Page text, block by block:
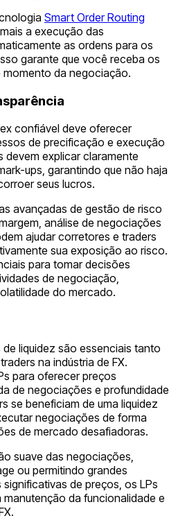
Smart Order Routing
a execução das
as ordens para os
garante que você receba os
da negociação.
confiável deve oferecer
de precificação e execução
devem explicar claramente
ups, garantindo que não haja
seus lucros.
avançadas de gestão de risco
análise de negociações
ajudar corretores e traders
sua exposição ao risco.
para tomar decisões
de negociação,
do mercado.
liquidez são essenciais tanto
na indústria de FX.
para oferecer preços
de negociações e profundidade
se beneficiam de uma liquidez
negociações de forma
de mercado desafiadoras.
suave das negociações,
ou permitindo grandes
de preços, os LPs
da funcionalidade e